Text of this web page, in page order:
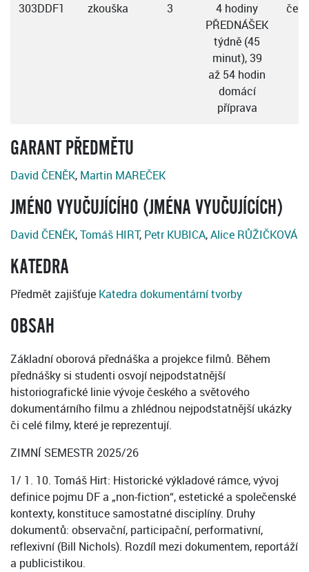
303DDF1 zkouška 3
4 hodiny
PŘEDNÁŠEK
týdně (45
minut), 39
až 54 hodin
domácí
příprava
GARANT PŘEDMĚTU
David ČENĚK, Martin MAREČEK
JMÉNO VYUČUJÍCÍHO (JMÉNA VYUČUJÍCÍCH)
David ČENĚK,Tomáš HIRT, Petr KUBICA,Alice RŮŽIČKOVÁ
KATEDRA
Předmět zajišťuje Katedra dokumentární tvorby
OBSAH
Základní oborová přednáška a projekce filmů. Během
přednášky si studenti osvojí nejpodstatnější
historiografické linie vývoje českého a světového
dokumentárního filmu a zhlédnou nejpodstatnější ukázky
či celé filmy, které je reprezentují.
ZIMNÍ SEMESTR 2025/26
1/ 1. 10. Tomáš Hirt: Historické výkladové rámce, vývoj
definice pojmu DF a „non-fiction“, estetické a společenské
kontexty, konstituce samostatné disciplíny. Druhy
dokumentů: observační, participační, performativní,
reflexivní (Bill Nichols). Rozdíl mezi dokumentem, reportáží
a publicistikou.